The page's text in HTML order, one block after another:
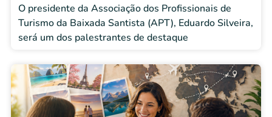
O presidente da Associação dos Profissionais de
Turismo da Baixada Santista (APT), Eduardo Silveira,
será um dos palestrantes de destaque